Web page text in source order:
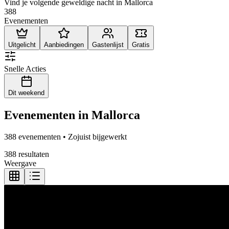
Vind je volgende geweldige nacht in Mallorca
388
Evenementen
Uitgelicht Aanbiedingen Gastenlijst Gratis
Snelle Acties
Dit weekend
Evenementen in Mallorca
388 evenementen • Zojuist bijgewerkt
388 resultaten
Weergave